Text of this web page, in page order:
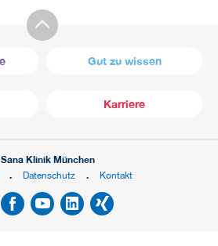
Gut zu wissen
Karriere
Klinik München
Datenschutz Kontakt